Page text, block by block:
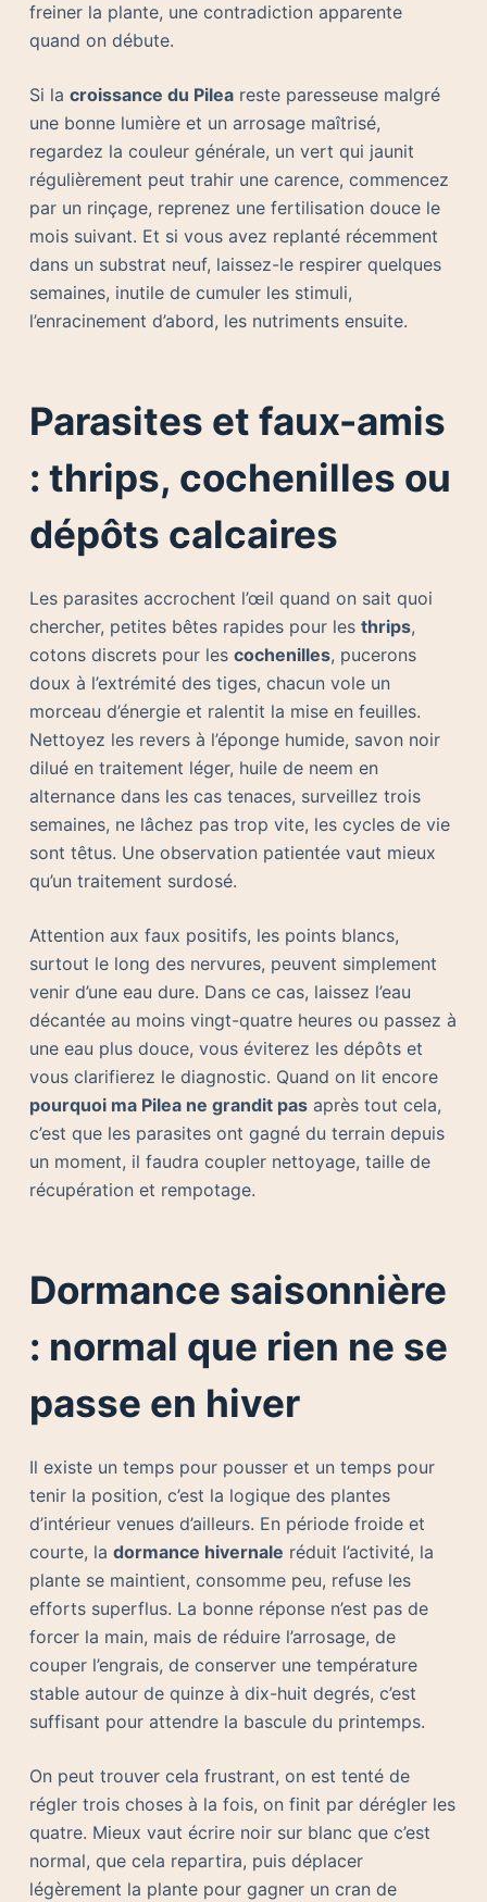
freiner la plante, une contradiction apparente
quand on débute.
Si la croissance du Pileareste paresseuse malgré
une bonne lumière et un arrosage maîtrisé,
regardez la couleur générale, un vert qui jaunit
régulièrement peut trahir une carence, commencez
par un rinçage, reprenez une fertilisation douce le
mois suivant. Et si vous avez replanté récemment
dans un substrat neuf, laissez-le respirer quelques
semaines, inutile de cumuler les stimuli,
l’enracinement d’abord, les nutriments ensuite.
Parasites et faux-amis
: thrips, cochenilles ou
dépôts calcaires
Les parasites accrochent l’œil quand on sait quoi
chercher, petites bêtes rapides pour les thrips,
cotons discrets pour les cochenilles, pucerons
doux à l’extrémité des tiges, chacun vole un
morceau d’énergie et ralentit la mise en feuilles.
Nettoyez les revers à l’éponge humide, savon noir
dilué en traitement léger, huile de neem en
alternance dans les cas tenaces, surveillez trois
semaines, ne lâchez pas trop vite, les cycles de vie
sont têtus. Une observation patientée vaut mieux
qu’un traitement surdosé.
Attention aux faux positifs, les points blancs,
surtout le long des nervures, peuvent simplement
venir d’une eau dure. Dans ce cas, laissez l’eau
décantée au moins vingt-quatre heures ou passez à
une eau plus douce, vous éviterez les dépôts et
vous clarifierez le diagnostic. Quand on lit encore
pourquoi ma Pilea ne grandit pasaprès tout cela,
c’est que les parasites ont gagné du terrain depuis
un moment, il faudra coupler nettoyage, taille de
récupération et rempotage.
Dormance saisonnière
: normal que rien ne se
passe en hiver
Il existe un temps pour pousser et un temps pour
tenir la position, c’est la logique des plantes
d’intérieur venues d’ailleurs. En période froide et
courte, la dormance hivernale réduit l’activité, la
plante se maintient, consomme peu, refuse les
efforts superflus. La bonne réponse n’est pas de
forcer la main, mais de réduire l’arrosage, de
couper l’engrais, de conserver une température
stable autour de quinze à dix-huit degrés, c’est
suffisant pour attendre la bascule du printemps.
On peut trouver cela frustrant, on est tenté de
régler trois choses à la fois, on finit par dérégler les
quatre. Mieux vaut écrire noir sur blanc que c’est
normal, que cela repartira, puis déplacer
légèrement la plante pour gagner un cran de